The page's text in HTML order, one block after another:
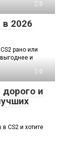
0
в 2026
рано или
и
0
и
CS2 и хотите